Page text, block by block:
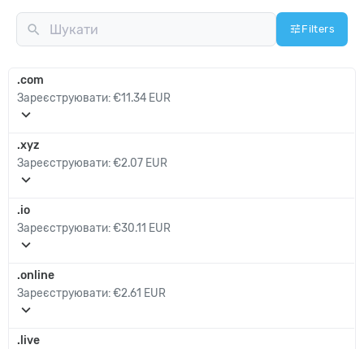
search tuneFilters
Clear all
.com
Зареєструювати:€11.34 EUR
expand_more
.xyz
Зареєструювати:€2.07 EUR
expand_more
.io
Зареєструювати:€30.11 EUR
expand_more
.online
Зареєструювати:€2.61 EUR
expand_more
.live